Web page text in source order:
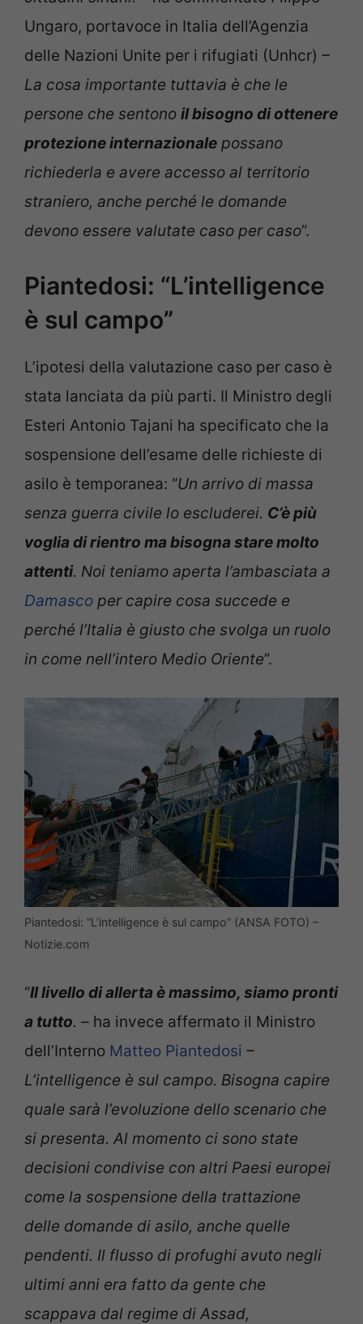
Ungaro, portavoce in Italia dell’Agenzia
delle Nazioni Unite per i rifugiati (Unhcr) –
La cosa importante tuttavia è che le
persone che sentono il bisogno di ottenere
protezione internazionale possano
richiederla e avere accesso al territorio
straniero, anche perché le domande
devono essere valutate caso per caso”.
Piantedosi: “L’intelligence
è sul campo”
L’ipotesi della valutazione caso per caso è
stata lanciata da più parti. Il Ministro degli
Esteri Antonio Tajani ha specificato che la
sospensione dell’esame delle richieste di
asilo è temporanea: “Un arrivo di massa
senza guerra civile lo escluderei. C’è più
voglia di rientro ma bisogna stare molto
attenti. Noi teniamo aperta l’ambasciata a
Damasco per capire cosa succede e
perché l’Italia è giusto che svolga un ruolo
in come nell’intero Medio Oriente”.
Piantedosi: “L’intelligence è sul campo” (ANSA FOTO) –
Notizie.com
“Il livello di allerta è massimo, siamo pronti
a tutto. – ha invece affermato il Ministro
dell’Interno Matteo Piantedosi –
L’intelligence è sul campo. Bisogna capire
quale sarà l’evoluzione dello scenario che
si presenta. Al momento ci sono state
decisioni condivise con altri Paesi europei
come la sospensione della trattazione
delle domande di asilo, anche quelle
pendenti. Il flusso di profughi avuto negli
ultimi anni era fatto da gente che
scappava dal regime di Assad,